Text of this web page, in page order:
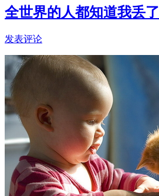
全世界的人都知道我丢了
发表评论